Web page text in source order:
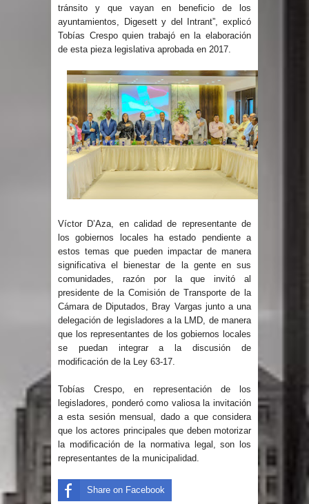
TC declara inconstitucional decreto
sobre horarios de venta de alcohol
vigente desde 2006 y exige ley del
Congreso
Presidente LMD Víctor D´Aza
supervisa obra relleno sanitario y se
Un lunes trágico deja seis jóvenes
muertos
Heridos y edificios colapsados tras
terremoto de magnitud 7,1 en Japón
Poder Ejecutivo promulga
modificaciones al nuevo Código Penal
Diputado Félix Michell Rodríguez
reveló que con Presupuesto
Complementario gobierno endeuda
país con 3,500 millones de dólares
tránsito y que vayan en beneficio de los
ayuntamientos, Digesett y del Intrant”, explicó
Tobías Crespo quien trabajó en la elaboración
de esta pieza legislativa aprobada en 2017.
Víctor D’Aza, en calidad de representante de
los gobiernos locales ha estado pendiente a
estos temas que pueden impactar de manera
significativa el bienestar de la gente en sus
comunidades, razón por la que invitó al
presidente de la Comisión de Transporte de la
Cámara de Diputados, Bray Vargas junto a una
delegación de legisladores a la LMD, de manera
que los representantes de los gobiernos locales
se puedan integrar a la discusión de
modificación de la Ley 63-17.
Tobías Crespo, en representación de los
legisladores, ponderó como valiosa la invitación
a esta sesión mensual, dado a que considera
que los actores principales que deben motorizar
la modificación de la normativa legal, son los
representantes de la municipalidad.
Share on Facebook